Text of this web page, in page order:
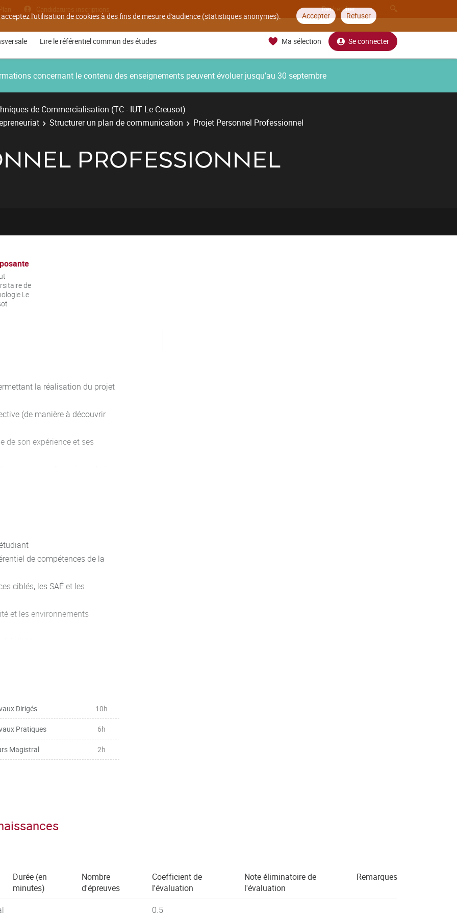
l'utilisation de cookies à des fins de mesure d'audience (statistiques anonymes). Accepter Refuser
Plan Candidatures inscriptions
Lire le référentiel commun des études Ma sélection Se connecter
concernant le contenu des enseignements peuvent évoluer jusqu’au 30 septembre
de Commercialisation (TC - IUT Le Creusot)
Structurer un plan de communication Projet Personnel Professionnel
PROFESSIONNEL
de
Le
la réalisation du projet
(de manière à découvrir
de son expérience et ses
et analyser son expérience)
la réalité du terrain
2)
article 1, etc.)
territoire, les bassins
analyser les principales
d’entreprise
Europe pour s’ouvrir à la
les réseaux et sensibiliser à
de compétences de la
ciblés, les SAÉ et les
et les environnements
soi
Dirigés 10h
Pratiques 6h
Magistral 2h
Durée (en
minutes)
Nombre
d'épreuves
Coefficient de
l'évaluation
Note éliminatoire de
l'évaluation
Remarques
0.5